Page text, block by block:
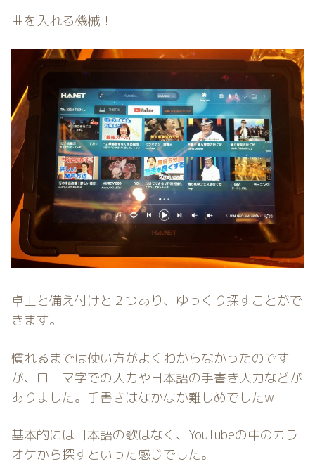
曲を入れる機械！
卓上と備え付けと２つあり、ゆっくり探すことがで
きます。
慣れるまでは使い方がよくわからなかったのです
が、ローマ字での入力や日本語の手書き入力などが
ありました。手書きはなかなか難しめでしたw
基本的には日本語の歌はなく、YouTubeの中のカラ
オケから探すといった感じでした。